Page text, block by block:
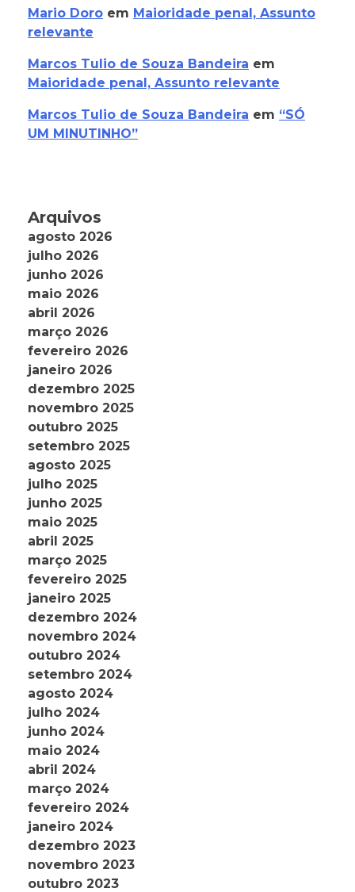
Mario Doro em Maioridade penal, Assunto
relevante
Marcos Tulio de Souza Bandeira em
Maioridade penal, Assunto relevante
Marcos Tulio de Souza Bandeira em “SÓ
UM MINUTINHO”
Arquivos
agosto 2026
julho 2026
junho 2026
maio 2026
abril 2026
março 2026
fevereiro 2026
janeiro 2026
dezembro 2025
novembro 2025
outubro 2025
setembro 2025
agosto 2025
julho 2025
junho 2025
maio 2025
abril 2025
março 2025
fevereiro 2025
janeiro 2025
dezembro 2024
novembro 2024
outubro 2024
setembro 2024
agosto 2024
julho 2024
junho 2024
maio 2024
abril 2024
março 2024
fevereiro 2024
janeiro 2024
dezembro 2023
novembro 2023
outubro 2023